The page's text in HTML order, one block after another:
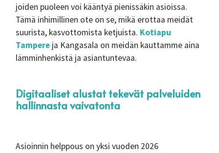
joiden puoleen voi kääntyä pienissäkin asioissa.
Tämä inhimillinen ote on se, mikä erottaa meidät
suurista, kasvottomista ketjuista. Kotiapu
Tampere ja Kangasala on meidän kauttamme aina
lämminhenkistä ja asiantuntevaa.
Digitaaliset alustat tekevät palveluiden
hallinnasta vaivatonta
Asioinnin helppous on yksi vuoden 2026